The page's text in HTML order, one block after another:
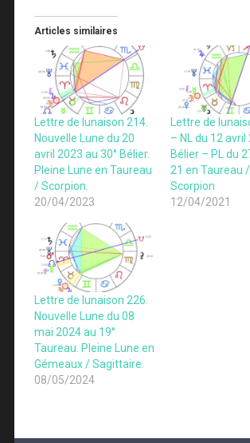
Articles similaires
Lettre de lunaison 214.
Nouvelle Lune du 20
avril 2023 au 30° Bélier.
Pleine Lune en Taureau
/ Scorpion.
20/04/2023
Lettre de
– NL du 12 avril
Bélier – PL du
21 en Taureau /
Scorpion
12/04/2021
Lettre de lunaison 226.
Nouvelle Lune du 08
mai 2024 au 19°
Taureau. Pleine Lune en
Gémeaux / Sagittaire.
08/05/2024